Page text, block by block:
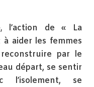
l’action de « La
aider les femmes
par le
départ, se sentir
se